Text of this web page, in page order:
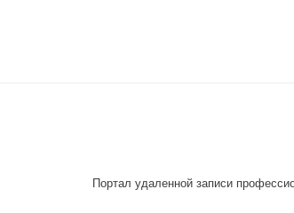
Портал удаленной записи